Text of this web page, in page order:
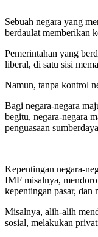
Sebuah negara yang
berdaulat memberikan
Pemerintahan yang
liberal, di satu sisi
Namun, tanpa kontrol
Bagi negara-negara
begitu, negara-negara
penguasaan
Kepentingan negara-
IMF misalnya,
kepentingan pasar, dan
Misalnya, alih-alih
sosial, melakukan